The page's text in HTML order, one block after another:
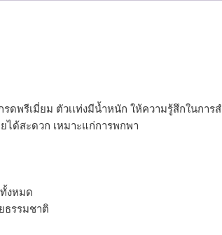
ดพรีเมี่ยม ตัวเเท่งมีน้ำหนัก ให้ความรู้สึกในการ
ได้สะดวก เหมาะแก่การพกพา
ทั้งหมด
ธรรมชาติ